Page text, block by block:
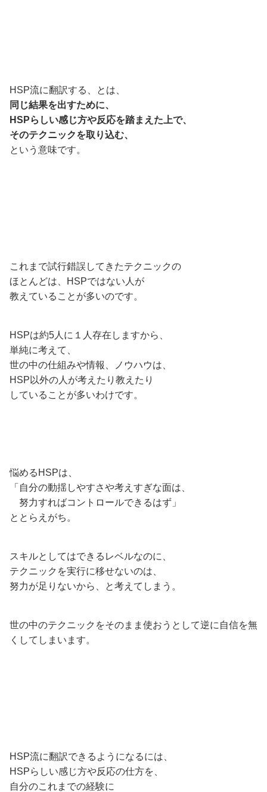
HSP流に翻訳する、とは、
同じ結果を出すために、
HSPらしい感じ方や反応を踏まえた上で、
そのテクニックを取り込む、
という意味です。
これまで試行錯誤してきたテクニックの
ほとんどは、HSPではない人が
教えていることが多いのです。
HSPは約5人に１人存在しますから、
単純に考えて、
世の中の仕組みや情報、ノウハウは、
HSP以外の人が考えたり教えたり
していることが多いわけです。
悩めるHSPは、
「自分の動揺しやすさや考えすぎな面は、
努力すればコントロールできるはず」
ととらえがち。
スキルとしてはできるレベルなのに、
テクニックを実行に移せないのは、
努力が足りないから、と考えてしまう。
世の中のテクニックをそのまま使おうとして逆に自信を無
くしてしまいます。
HSP流に翻訳できるようになるには、
HSPらしい感じ方や反応の仕方を、
自分のこれまでの経験に